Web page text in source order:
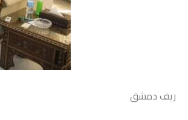
ريف دمشق